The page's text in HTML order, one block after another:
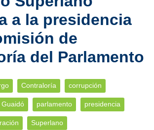
a la presidencia
de
del Parlamento
Contraloría corrupción
Guaidó parlamento presidencia
Superlano